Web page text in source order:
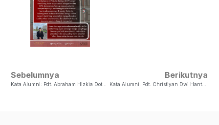
Sebelumnya Berikutnya
Kata Alumni: Pdt. Christiyan Dwi Hantari, S.Si.(Teol)